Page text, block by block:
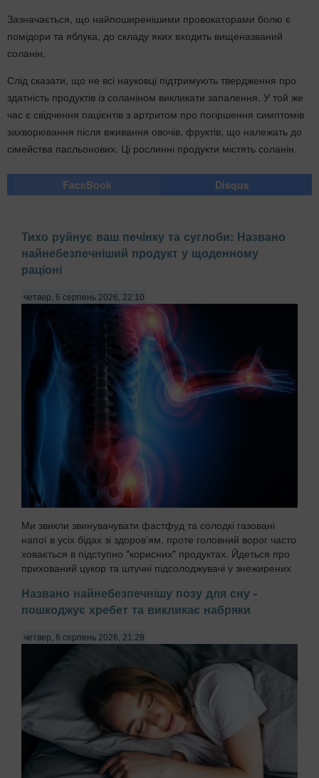
Зазначається, що найпоширенішими провокаторами болю є
помідори та яблука, до складу яких входить вищеназваний
соланін.
Слід сказати, що не всі науковці підтримують твердження про
здатність продуктів із соланіном викликати запалення. У той же
час є свідчення пацієнтів з артритом про погіршення симптомів
захворювання після вживання овочів, фруктів, що належать до
сімейства пасльонових. Ці рослинні продукти містять соланін.
FaceBook Disqus
Тихо руйнує ваш печінку та суглоби: Названо
найнебезпечніший продукт у щоденному
раціоні
четвер, 6 серпень 2026, 22:10
Ми звикли звинувачувати фастфуд та солодкі газовані
напої в усіх бідах зі здоров'ям, проте головний ворог часто
ховається в підступно "корисних" продуктах. Йдеться про
прихований цукор та штучні підсолоджувачі у знежирених
Названо найнебезпечнішу позу для сну -
пошкоджує хребет та викликає набряки
четвер, 6 серпень 2026, 21:28